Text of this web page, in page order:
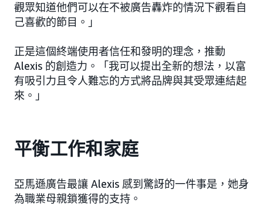
觀眾知道他們可以在不被廣告轟炸的情況下觀看自
己喜歡的節目。」
正是這個終端使用者信任和發明的理念，推動
Alexis 的創造力。「我可以提出全新的想法，以富
有吸引力且令人難忘的方式將品牌與其受眾連結起
來。」
平衡工作和家庭
亞馬遜廣告最讓 Alexis 感到驚訝的一件事是，她身
為職業母親鎖獲得的支持。